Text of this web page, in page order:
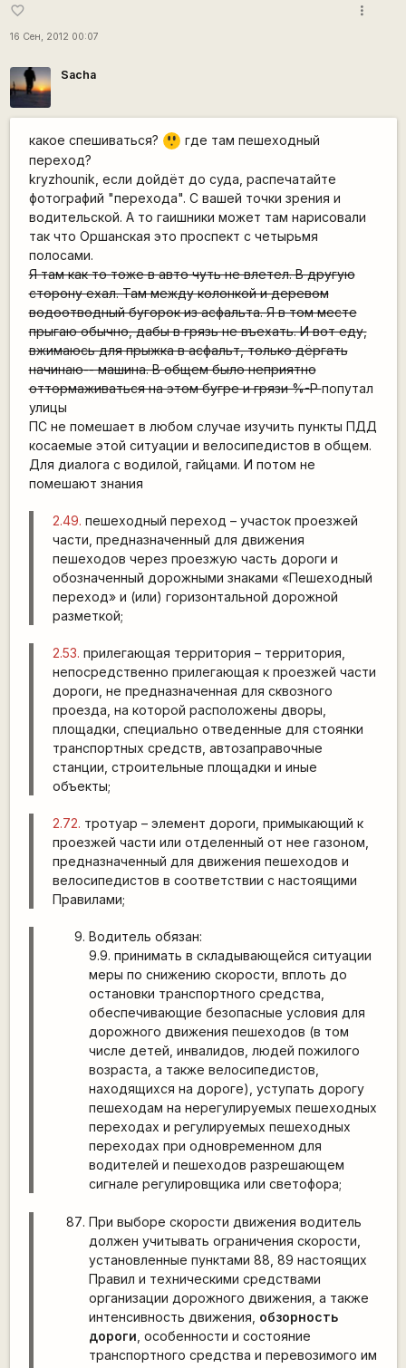
favorite_border
16 Сен, 2012 00:07
more_vert
Sacha
какое спешиваться?
=8
O
где там пешеходный
переход?
kryzhounik, если дойдёт до суда, распечатайте
фотографий "перехода". С вашей точки зрения и
водительской. А то гаишники может там нарисовали
так что Оршанская это проспект с четырьмя
полосами.
Я там как то тоже в авто чуть не влетел. В другую
сторону ехал. Там между колонкой и деревом
водоотводный бугорок из асфальта. Я в том месте
прыгаю обычно, дабы в грязь не въехать. И вот еду,
вжимаюсь для прыжка в асфальт, только дёргать
начинаю-- машина. В общем было неприятно
оттормаживаться на этом бугре и грязи %-Pпопутал
улицы
ПС не помешает в любом случае изучить пункты ПДД
косаемые этой ситуации и велосипедистов в общем.
Для диалога с водилой, гайцами. И потом не
помешают знания
2.49. пешеходный переход – участок проезжей
части, предназначенный для движения
пешеходов через проезжую часть дороги и
обозначенный дорожными знаками «Пешеходный
переход» и (или) горизонтальной дорожной
разметкой;
2.53. прилегающая территория – территория,
непосредственно прилегающая к проезжей части
дороги, не предназначенная для сквозного
проезда, на которой расположены дворы,
площадки, специально отведенные для стоянки
транспортных средств, автозаправочные
станции, строительные площадки и иные
объекты;
2.72. тротуар – элемент дороги, примыкающий к
проезжей части или отделенный от нее газоном,
предназначенный для движения пешеходов и
велосипедистов в соответствии с настоящими
Правилами;
Водитель обязан:
9.9. принимать в складывающейся ситуации
меры по снижению скорости, вплоть до
остановки транспортного средства,
обеспечивающие безопасные условия для
дорожного движения пешеходов (в том
числе детей, инвалидов, людей пожилого
возраста, а также велосипедистов,
находящихся на дороге), уступать дорогу
пешеходам на нерегулируемых пешеходных
переходах и регулируемых пешеходных
переходах при одновременном для
водителей и пешеходов разрешающем
сигнале регулировщика или светофора;
При выборе скорости движения водитель
должен учитывать ограничения скорости,
установленные пунктами 88, 89 настоящих
Правил и техническими средствами
организации дорожного движения, а также
интенсивность движения, обзорность
дороги , особенности и состояние
транспортного средства и перевозимого им